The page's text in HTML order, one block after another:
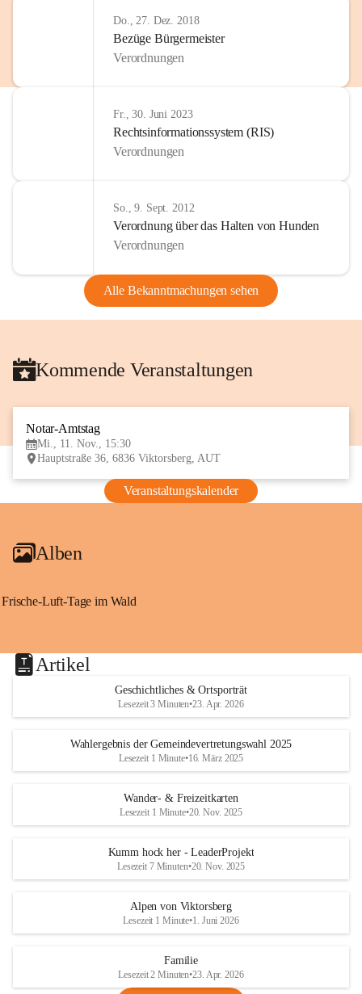
Do., 27. Dez. 2018
Bezüge Bürgermeister
Verordnungen
Fr., 30. Juni 2023
Rechtsinformationssystem (RIS)
Verordnungen
So., 9. Sept. 2012
Verordnung über das Halten von Hunden
Verordnungen
Alle Bekanntmachungen sehen
Kommende Veranstaltungen
Notar-Amtstag
Mi., 11. Nov., 15:30
Hauptstraße 36, 6836 Viktorsberg, AUT
Veranstaltungskalender
Alben
Frische-Luft-Tage im Wald
Artikel
Geschichtliches & Ortsporträt
Lesezeit 3 Minuten•23. Apr. 2026
Wahlergebnis der Gemeindevertretungswahl 2025
Lesezeit 1 Minute•16. März 2025
Wander- & Freizeitkarten
Lesezeit 1 Minute•20. Nov. 2025
Kumm hock her - LeaderProjekt
Lesezeit 7 Minuten•20. Nov. 2025
Alpen von Viktorsberg
Lesezeit 1 Minute•1. Juni 2026
Familie
Lesezeit 2 Minuten•23. Apr. 2026